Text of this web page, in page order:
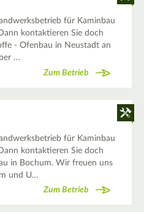
für Kaminbau
kontaktieren Sie doch
- Ofenbau in Neustadt an
…
Zum Betrieb
für Kaminbau
kontaktieren Sie doch
in Bochum. Wir freuen uns
und U…
Zum Betrieb